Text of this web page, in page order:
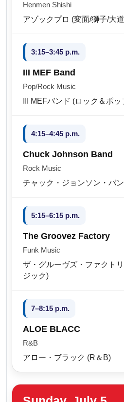
Henmen Shishi
アゾックプロ (変面/獅子/大
3:15–3:45 p.m.
III MEF Band
Pop/Rock Music
III MEFバンド (ロック＆ポ
4:15–4:45 p.m.
Chuck Johnson Band
Rock Music
チャック・ジョンソン・バ
5:15–6:15 p.m.
The Groovez Factory
Funk Music
ザ・グルーヴズ・ファクト
ジック)
7–8:15 p.m.
ALOE BLACC
R&B
アロー・ブラック (R＆B)